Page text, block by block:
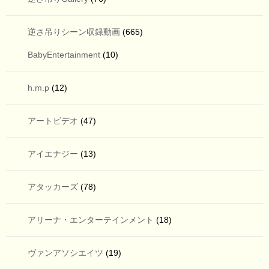
逆さ吊りシーン収録動画 (665)
BabyEntertainment (10)
h.m.p (12)
アートビデオ (47)
アイエナジー (13)
アタッカーズ (78)
アリーナ・エンターテインメント (18)
ヴァンアソシエイツ (19)